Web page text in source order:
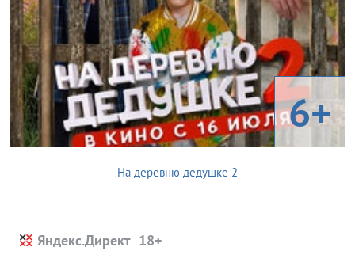
6+
На деревню дедушке 2
Яндекс.Директ